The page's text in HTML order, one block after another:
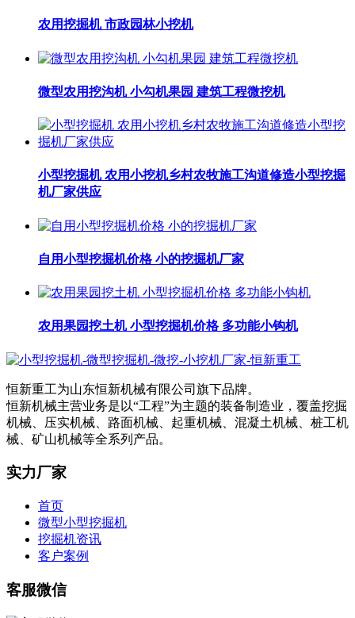
农用挖掘机 市政园林小挖机
微型农用挖沟机 小勾机果园 建筑工程微挖机
小型挖掘机 农用小挖机乡村农牧施工沟道修造小型挖掘
机厂家供应
自用小型挖掘机价格 小的挖掘机厂家
农用果园挖土机 小型挖掘机价格 多功能小钩机
恒新重工为山东恒新机械有限公司旗下品牌。
恒新机械主营业务是以“工程”为主题的装备制造业，覆盖挖掘
机械、压实机械、路面机械、起重机械、混凝土机械、桩工机
械、矿山机械等全系列产品。
实力厂家
首页
微型小型挖掘机
挖掘机资讯
客户案例
客服微信